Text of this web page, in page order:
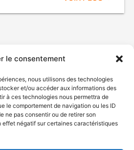
le consentement
nous utilisons des technologies
et/ou accéder aux informations des
à ces technologies nous permettra de
le comportement de navigation ou les ID
ne pas consentir ou de retirer son
effet négatif sur certaines caractéristiques